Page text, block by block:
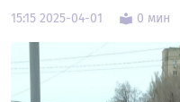
15:15 2025-04-01 0 мин